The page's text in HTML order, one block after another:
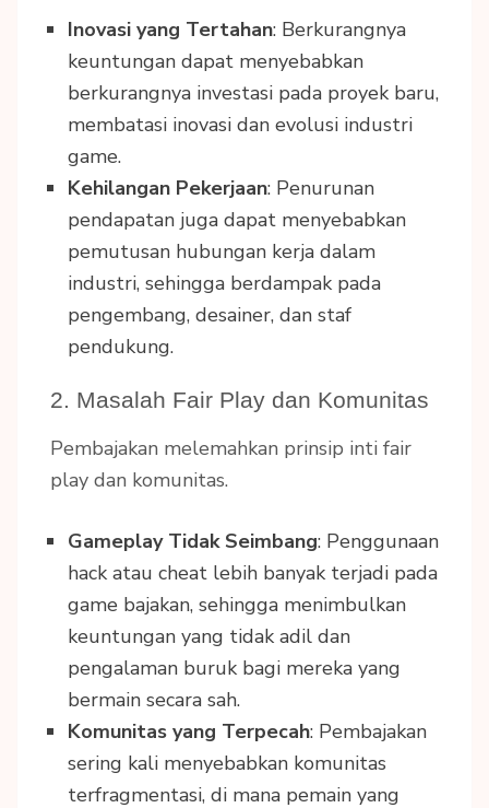
Inovasi yang Tertahan: Berkurangnya
keuntungan dapat menyebabkan
berkurangnya investasi pada proyek baru,
membatasi inovasi dan evolusi industri
game.
Kehilangan Pekerjaan: Penurunan
pendapatan juga dapat menyebabkan
pemutusan hubungan kerja dalam
industri, sehingga berdampak pada
pengembang, desainer, dan staf
pendukung.
2. Masalah Fair Play dan Komunitas
Pembajakan melemahkan prinsip inti fair
play dan komunitas.
Gameplay Tidak Seimbang: Penggunaan
hack atau cheat lebih banyak terjadi pada
game bajakan, sehingga menimbulkan
keuntungan yang tidak adil dan
pengalaman buruk bagi mereka yang
bermain secara sah.
Komunitas yang Terpecah: Pembajakan
sering kali menyebabkan komunitas
terfragmentasi, di mana pemain yang